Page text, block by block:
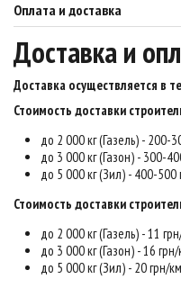
Оплата и доставка
Доставка и
Доставка осуществляется в
Стоимость доставки
до 2 000 кг (Газель) - 200-
до 3 000 кг (Газон) - 300-
до 5 000 кг (Зил) - 400-500
Стоимость доставки
до 2 000 кг (Газель) - 11
до 3 000 кг (Газон) - 16
до 5 000 кг (Зил) - 20 грн/